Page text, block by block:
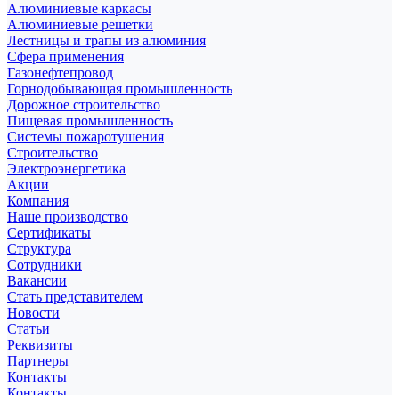
Алюминиевые каркасы
Алюминиевые решетки
Лестницы и трапы из алюминия
Сфера применения
Газонефтепровод
Горнодобывающая промышленность
Дорожное строительство
Пищевая промышленность
Системы пожаротушения
Строительство
Электроэнергетика
Акции
Компания
Наше производство
Сертификаты
Структура
Сотрудники
Вакансии
Стать представителем
Новости
Статьи
Реквизиты
Партнеры
Контакты